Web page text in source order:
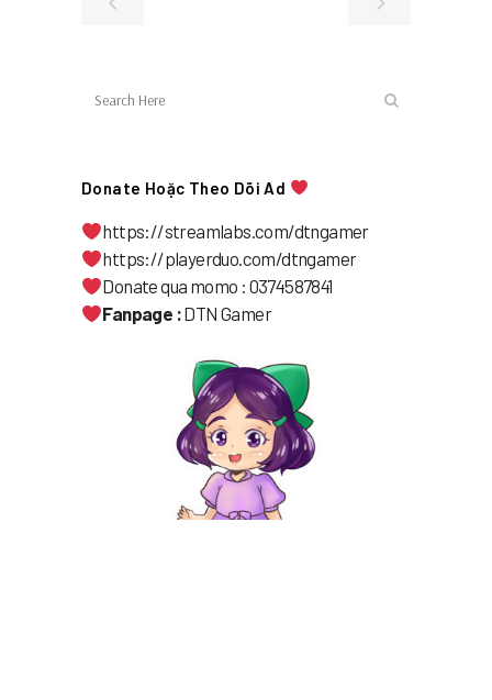
Donate Hoặc Theo Dõi Ad
https://streamlabs.com/dtngamer
https://playerduo.com/dtngamer
Donate qua momo : 0374587841
Fanpage :DTN Gamer